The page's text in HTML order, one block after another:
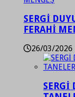
SERGİ
FERAHİ
26/03/2026
SERGİ